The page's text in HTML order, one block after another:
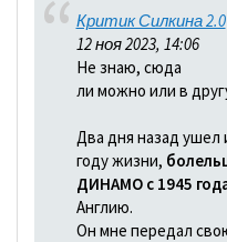
Критик Силкина 2.0
12 ноя 2023, 14:06
Не знаю, сюда
ли можно или в
Два дня назад ушел
году жизни,
ДИНАМО с 1945
Англию.
Он мне передал